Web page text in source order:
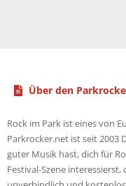
Über den
Rock im Park ist eines von
Parkrocker.net ist seit 2003
guter Musik hast, dich für
Festival-Szene